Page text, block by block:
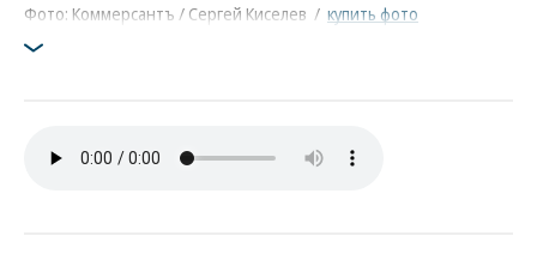
Фото: Коммерсантъ / Сергей Киселев / купить фото